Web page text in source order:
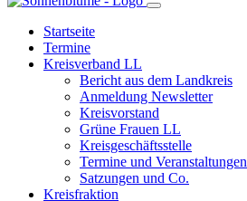
Startseite
Termine
Kreisverband LL
Bericht aus dem Landkreis
Anmeldung Newsletter
Kreisvorstand
Grüne Frauen LL
Kreisgeschäftsstelle
Termine und Veranstaltungen
Satzungen und Co.
Kreisfraktion